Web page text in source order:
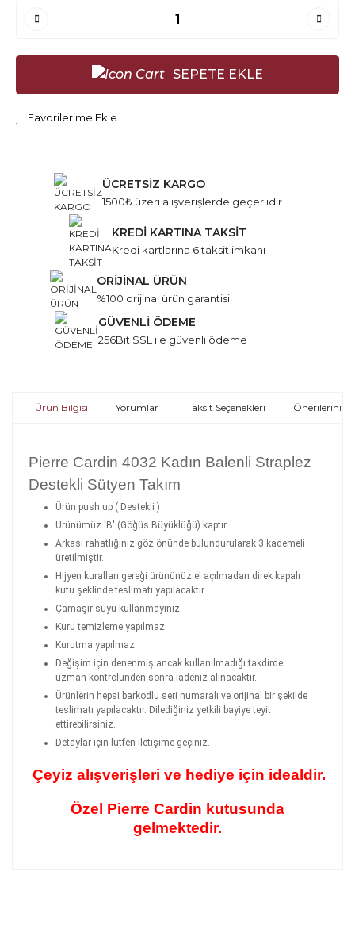
SEPETE EKLE
ÜCRETSİZ KARGO
1500₺ üzeri alışverişlerde geçerlidir
KREDİ KARTINA TAKSİT
Kredi kartlarına 6 taksit imkanı
ORİJİNAL ÜRÜN
%100 orijinal ürün garantisi
GÜVENLİ ÖDEME
256Bit SSL ile güvenli ödeme
Ürün Bilgisi Yorumlar Taksit Seçenekleri Önerileriniz
Pierre Cardin 4032 Kadın Balenli Straplez
Destekli Sütyen Takım
Ürün push up ( Destekli )
Ürünümüz 'B' (Göğüs Büyüklüğü) kaptır.
Arkası rahatlığınız göz önünde bulundurularak 3 kademeli
üretilmiştir.
Hijyen kuralları gereği ürününüz el açılmadan direk kapalı
kutu şeklinde teslimatı yapılacaktır.
Çamaşır suyu kullanmayınız.
Kuru temizleme yapılmaz.
Kurutma yapılmaz.
Değişim için denenmiş ancak kullanılmadığı takdirde
uzman kontrolünden sonra iadeniz alınacaktır.
Ürünlerin hepsi barkodlu seri numaralı ve orijinal bir şekilde
teslimatı yapılacaktır. Dilediğiniz yetkili bayiye teyit
ettirebilirsiniz.
Detaylar için lütfen iletişime geçiniz.
Çeyiz alışverişleri ve hediye için idealdir.
Özel Pierre Cardin kutusunda
gelmektedir.